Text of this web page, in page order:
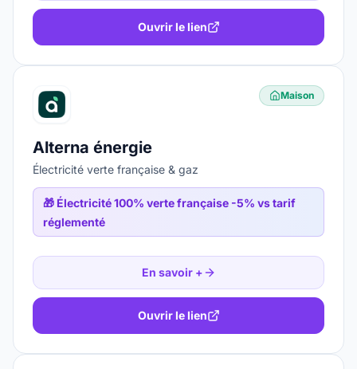
Ouvrir le lien
Maison
Alterna énergie
Électricité verte française & gaz
🎁 Électricité 100% verte française -5% vs tarif
réglementé
En savoir +
Ouvrir le lien